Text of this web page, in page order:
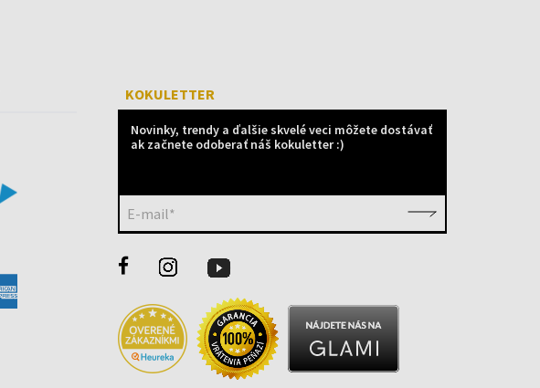
KOKULETTER
Novinky, trendy a ďalšie skvelé veci môžete dostávať
ak začnete odoberať náš kokuletter :)
E-mail*